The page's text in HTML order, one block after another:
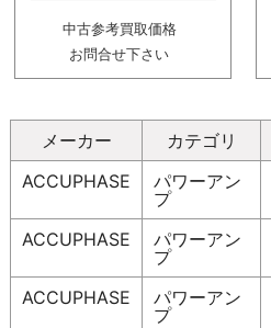
中古参考買取価格
お問合せ下さい
メーカー カテゴリ
ACCUPHASE
パワーアン
プ
ACCUPHASE
パワーアン
プ
ACCUPHASE
パワーアン
プ